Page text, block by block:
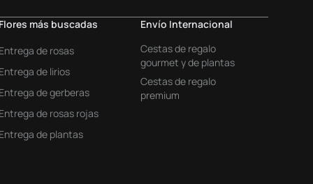
Flores más buscadas
Entrega de rosas
Entrega de lirios
Entrega de gerberas
Entrega de rosas rojas
Entrega de plantas
Envío Internacional
Cestas de regalo
gourmet y de plantas
Cestas de regalo
premium